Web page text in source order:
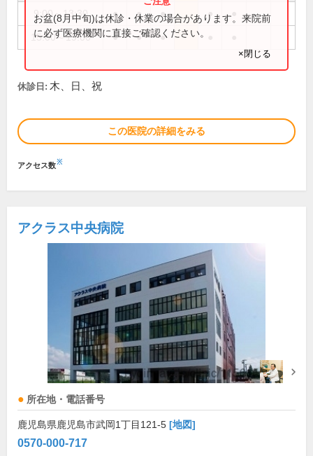
9:00～13:30 ● ● ● ●
15:00～19:00 ● ● ●
お盆(8月中旬)は休診・休業の場合があります。来院前
に必ず医療機関に直接ご確認ください。
×閉じる
休診日: 木、日、祝
この医院の詳細をみる
アクセス数※
アクラス中央病院
所在地・電話番号
鹿児島県鹿児島市武岡1丁目121-5 [地図]
0570-000-717